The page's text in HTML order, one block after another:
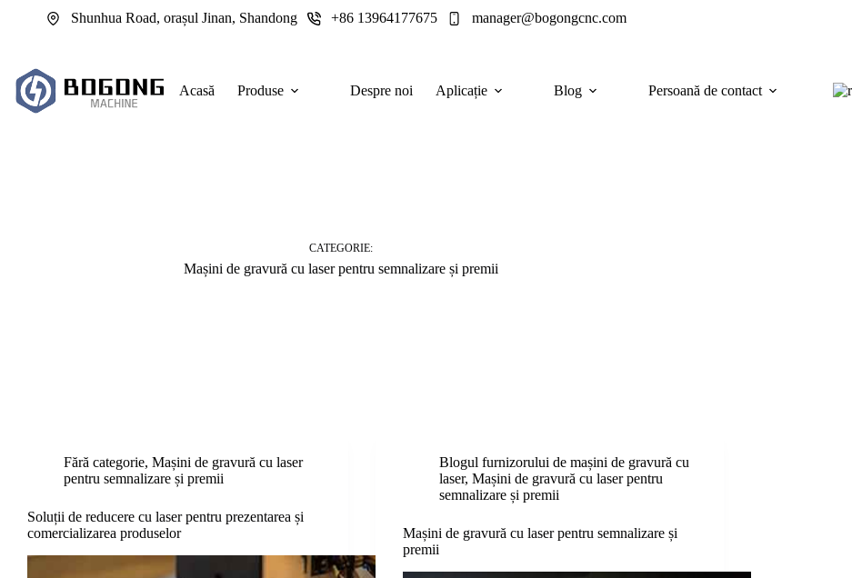
Shunhua Road, orașul Jinan, Shandong +86 13964177675 manager@bogongcnc.com
Acasă Produse Despre noi Aplicație Blog Persoană de contact
CATEGORIE:
Mașini de gravură cu laser pentru semnalizare și premii
Fără categorie, Mașini de gravură cu laser
pentru semnalizare și premii
Soluții de reducere cu laser pentru prezentarea și
comercializarea produselor
Blogul furnizorului de mașini de gravură cu
laser,Mașini de gravură cu laser pentru
semnalizare și premii
Mașini de gravură cu laser pentru semnalizare și
premii